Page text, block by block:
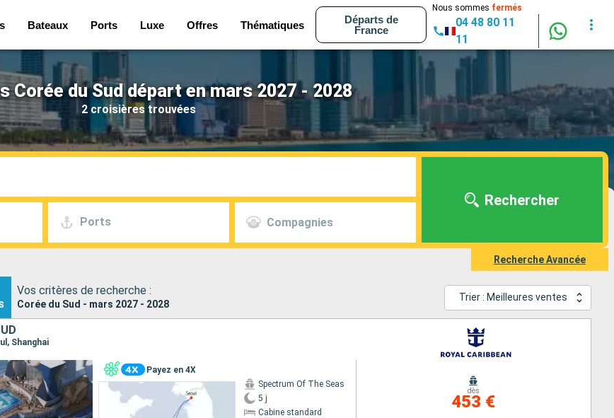
Bateaux Ports Luxe Offres Thématiques
Départs de
France
Nous sommes fermés
04 48 80 11
11
Corée du Sud départ en mars 2027 - 2028
2 croisières trouvées
Ports Compagnies
Rechercher
Recherche Avancée
Vos critères de recherche :
Corée du Sud - mars 2027 - 2028
Trier : Meilleures ventes
Shanghai
Payez en 4X
Spectrum Of The Seas
5 j
Cabine standard
dès
453 €